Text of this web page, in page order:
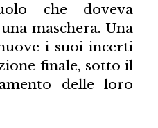
che doveva
maschera. Una
i suoi incerti
finale, sotto il
delle loro